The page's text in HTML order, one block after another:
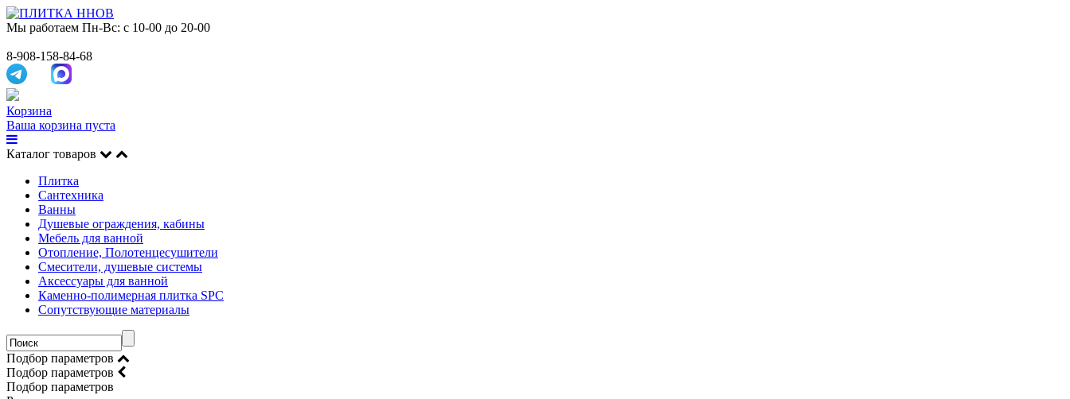
Мы работаем Пн-Вс: с 10-00 до 20-00
8-908-158-84-68
Корзина
Ваша корзина пуста
Каталог товаров
Плитка
Сантехника
Ванны
Душевые ограждения, кабины
Мебель для ванной
Отопление, Полотенцесушители
Смесители, душевые системы
Аксессуары для ванной
Каменно-полимерная плитка SPC
Сопутствующие материалы
Подбор параметров
Подбор параметров
Подбор параметров